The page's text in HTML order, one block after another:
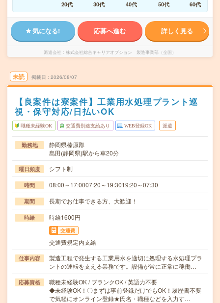
20代
30代 40代 50代 60代
気になる! 応募へ進む 詳しく見る
派遣会社 株式会社綜合キャリアオプション 製造事業部（全国）
未読 掲載日 2026/08/07
【良案件は寮案件】工業用水処理プラント巡
視・保守対応/日払いOK
職種未経験OK 交通費別途支給あり WEB登録OK 派遣
勤務地
静岡県榛原郡
島田(静岡県)駅から車20分
曜日頻度 シフト制
時間 08:00～17:0007:20～19:3019:20～07:30
期間 長期でお仕事できる方、大歓迎！
時給 時給1600円
交通費
交通費規定内支給
仕事内容
製造工程で発生する工業用水を適切に処理する水処理プラ
ントの運転を支える業務です。設備が常に正常に稼働…
応募資格
職種未経験OK / ブランクOK / 英語力不要
◆未経験OK！〇まずは事前登録だけでもOK！履歴書不要
で気軽にオンライン登録★氏名・職種などを入力す…